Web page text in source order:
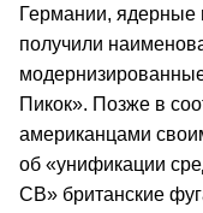
Германии,
получили
Пикок». Позже в
американцами
об «унификации
СВ» британские